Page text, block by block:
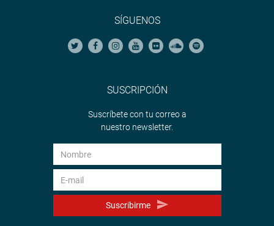
SÍGUENOS
SUSCRIPCIÓN
Suscríbete con tu correo a
nuestro newsletter.
Suscribirme